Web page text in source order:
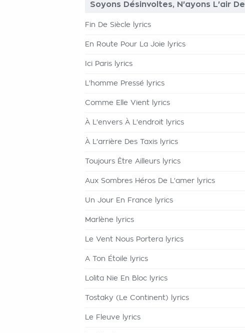
Soyons Désinvoltes, N'ayons L'air
Fin De Siècle lyrics
En Route Pour La Joie lyrics
Ici Paris lyrics
L'homme Pressé lyrics
Comme Elle Vient lyrics
À L'envers À L'endroit lyrics
À L'arrière Des Taxis lyrics
Toujours Être Ailleurs lyrics
Aux Sombres Héros De L'amer lyrics
Un Jour En France lyrics
Marlène lyrics
Le Vent Nous Portera lyrics
A Ton Étoile lyrics
Lolita Nie En Bloc lyrics
Tostaky (Le Continent) lyrics
Le Fleuve lyrics